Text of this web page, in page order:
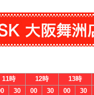
11時 12時 13時
30
00
30
00
30